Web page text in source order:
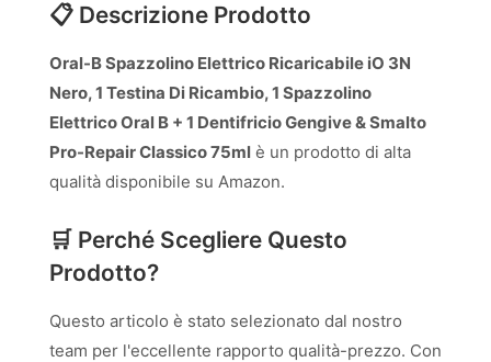
📋 Descrizione Prodotto
Oral-B Spazzolino Elettrico Ricaricabile iO 3N
Nero, 1 Testina Di Ricambio, 1 Spazzolino
Elettrico Oral B + 1 Dentifricio Gengive & Smalto
Pro-Repair Classico 75ml è un prodotto di alta
qualità disponibile su Amazon.
🛒 Perché Scegliere Questo
Prodotto?
Questo articolo è stato selezionato dal nostro
team per l'eccellente rapporto qualità-prezzo. Con